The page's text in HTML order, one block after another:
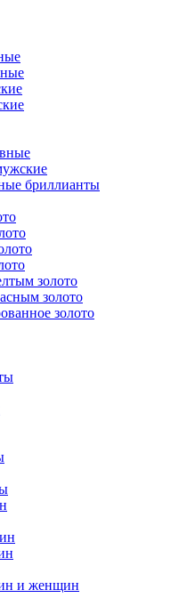
бриллианты
золото
золото
золото
и женщин